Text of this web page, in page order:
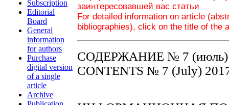
Subscription
Editorial
Board
General
information
for authors
Purchase
digital version
of a single
article
Archive
заинтересовавшей вас статьи
For detailed information on article
bibliographies), click on the title of the
СОДЕРЖАНИЕ № 7 (июль)
CONTENTS № 7 (July)